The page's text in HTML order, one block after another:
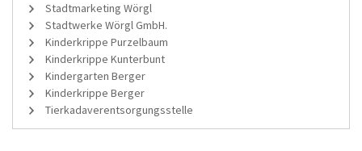
Stadtmarketing Wörgl
Stadtwerke Wörgl GmbH.
Kinderkrippe Purzelbaum
Kinderkrippe Kunterbunt
Kindergarten Berger
Kinderkrippe Berger
Tierkadaverentsorgungsstelle